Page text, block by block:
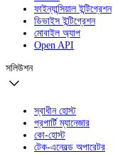
ফাইন্যান্সিয়াল ইন্টিগ্রেশন
ডিভাইস ইন্টিগ্রেশন
মোবাইল অ্যাপ
Open API
সলিউশন
স্বাধীন হোস্ট
প্রপার্টি ম্যানেজার
কো-হোস্ট
টেক-এনেবল্ড অপারেটর